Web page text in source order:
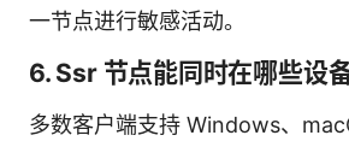
一节点进行敏感活动。
6. Ssr 节点能同时在哪些设
多数客户端支持 Windows、